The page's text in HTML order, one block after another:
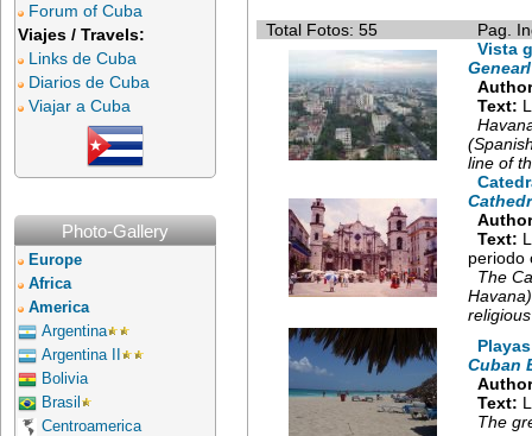
Forum of Cuba
Viajes / Travels:
Links de Cuba
Diarios de Cuba
Viajar a Cuba
Photo-Gallery
Europe
Africa
America
Argentina
Argentina II
Bolivia
Brasil
Centroamerica
Total Fotos: 55
Pag.
Vista
Text:
line of
Text:
periodo
The
Cuban
Text:
The